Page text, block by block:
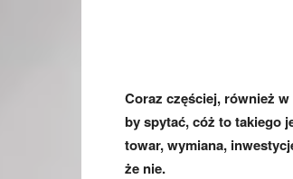
Coraz częściej, również
by spytać, cóż to takiego
towar, wymiana,
że nie.